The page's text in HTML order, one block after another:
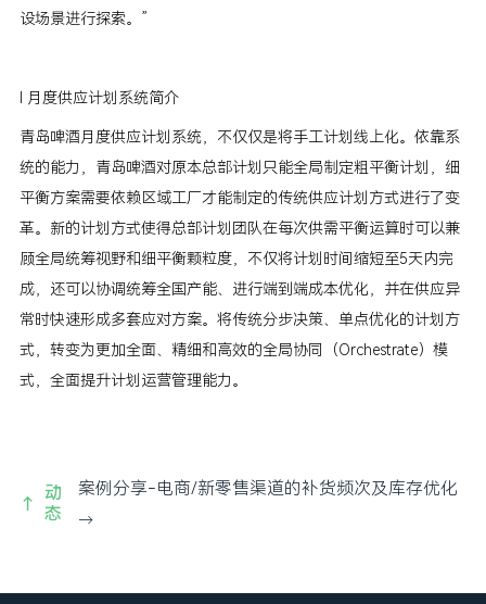
设场景进行探索。”
l 月度供应计划系统简介
青岛啤酒月度供应计划系统，不仅仅是将手工计划线上化。依靠系
统的能力，青岛啤酒对原本总部计划只能全局制定粗平衡计划，细
平衡方案需要依赖区域工厂才能制定的传统供应计划方式进行了变
革。新的计划方式使得总部计划团队在每次供需平衡运算时可以兼
顾全局统筹视野和细平衡颗粒度，不仅将计划时间缩短至5天内完
成，还可以协调统筹全国产能、进行端到端成本优化，并在供应异
常时快速形成多套应对方案。将传统分步决策、单点优化的计划方
式，转变为更加全面、精细和高效的全局协同（Orchestrate）模
式，全面提升计划运营管理能力。
→
动
态
案例分享-电商/新零售渠道的补货频次及库存优化
→